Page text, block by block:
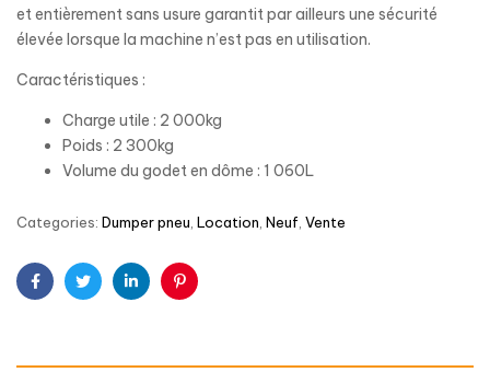
et entièrement sans usure garantit par ailleurs une sécurité
élevée lorsque la machine n’est pas en utilisation.
Caractéristiques :
Charge utile : 2 000kg
Poids : 2 300kg
Volume du godet en dôme : 1 060L
Categories: Dumper pneu Location Neuf Vente
FacebookTwitterLinkedinPinterest